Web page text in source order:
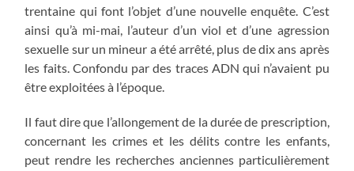
trentaine qui font l’objet d’une nouvelle enquête. C’est
ainsi qu’à mi-mai, l’auteur d’un viol et d’une agression
sexuelle sur un mineur a été arrêté, plus de dix ans après
les faits. Confondu par des traces ADN qui n’avaient pu
être exploitées à l’époque.
Il faut dire que l’allongement de la durée de prescription,
concernant les crimes et les délits contre les enfants,
peut rendre les recherches anciennes particulièrement